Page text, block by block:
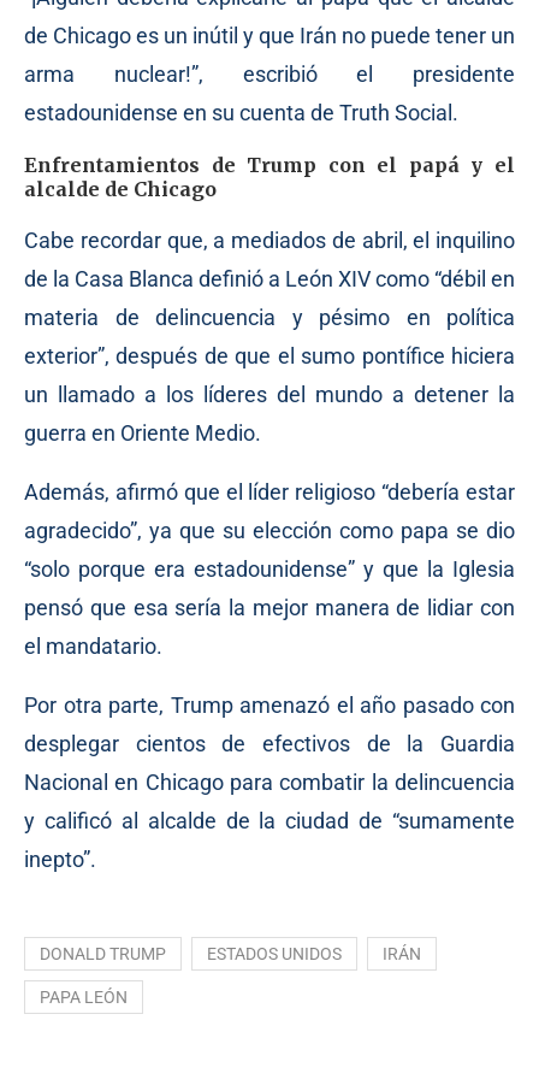
de Chicago es un inútil y que Irán no puede tener un
arma nuclear!”, escribió el presidente
estadounidense en su cuenta de Truth Social.
Enfrentamientos de Trump con el papá y el
alcalde de Chicago
Cabe recordar que, a mediados de abril, el inquilino
de la Casa Blanca definió a León XIV como “débil en
materia de delincuencia y pésimo en política
exterior”, después de que el sumo pontífice hiciera
un llamado a los líderes del mundo a detener la
guerra en Oriente Medio.
Además, afirmó que el líder religioso “debería estar
agradecido”, ya que su elección como papa se dio
“solo porque era estadounidense” y que la Iglesia
pensó que esa sería la mejor manera de lidiar con
el mandatario.
Por otra parte, Trump amenazó el año pasado con
desplegar cientos de efectivos de la Guardia
Nacional en Chicago para combatir la delincuencia
y calificó al alcalde de la ciudad de “sumamente
inepto”.
DONALD TRUMP ESTADOS UNIDOS IRÁN
PAPA LEÓN